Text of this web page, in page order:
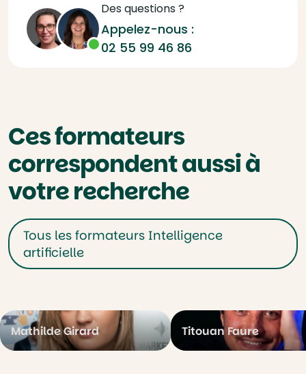
Des questions ?
Appelez-nous :
02 55 99 46 86
Ces formateurs
correspondent aussi à
votre recherche
Tous les formateurs Intelligence
artificielle
Mathilde Girard Titouan Faure